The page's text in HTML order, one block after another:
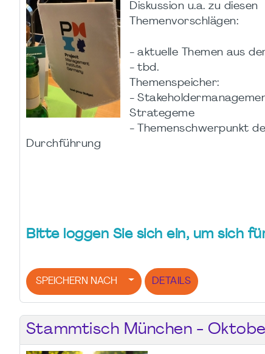
Diskussion u.a. zu diesen
Themenvorschlägen:
- aktuelle Themen aus
- tbd.
Themenspeicher:
-
Strategeme
- Themenschwerpunkt
Durchführung
Bitte loggen Sie sich ein, um sich
SPEICHERN NACH DETAILS
Stammtisch München -